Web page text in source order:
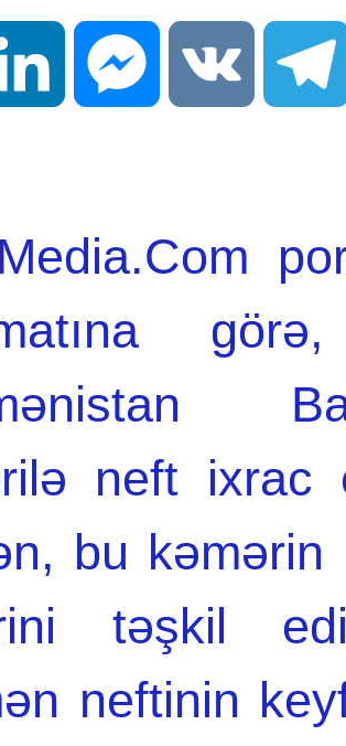
LinkedIn Messenger VK
neft ixrac
bu
təşkil
neftinin